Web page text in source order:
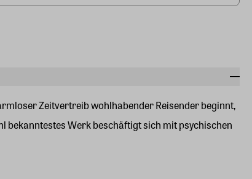
Zeitvertreib wohlhabender Reisender beginnt,
bekanntestes Werk beschäftigt sich mit psychischen